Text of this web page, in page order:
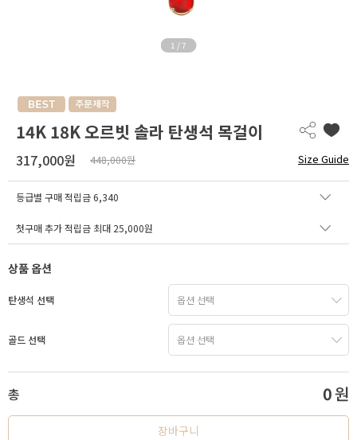
1 / 7
14K 18K 오르빗 솔라 탄생석 목걸이
317,000원 448,000원 Size Guide
등급별 구매 적립금6,340
첫구매 추가 적립금 최대 25,000원
상품 옵션
탄생석 선택
골드 선택
총 0원
장바구니